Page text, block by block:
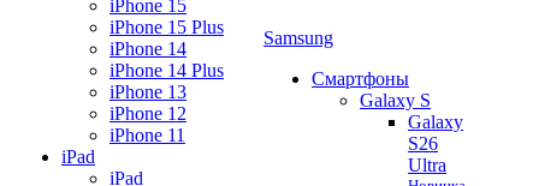
iPhone 15
iPhone 15 Plus
iPhone 14
iPhone 14 Plus
iPhone 13
iPhone 12
iPhone 11
iPad
iPad
Samsung
Смартфоны
Galaxy S
Galaxy
S26
Ultra